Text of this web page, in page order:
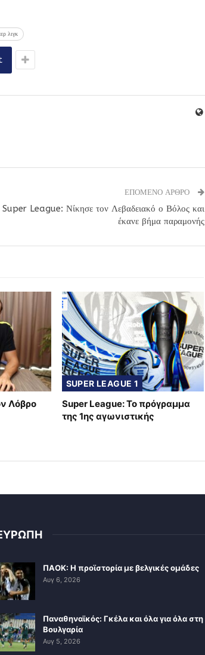
λιγκ
ΕΠΟΜΕΝΟ ΑΡΘΡΟ
Super League: Νίκησε τον Λεβαδειακό ο Βόλος και
έκανε βήμα παραμονής
Λόβρο
SUPER LEAGUE 1
Super League: Το πρόγραμμα
της 1ης αγωνιστικής
ΠΑΟΚ: Η προϊστορία με βελγικές ομάδες
Αυγ 6, 2026
Παναθηναϊκός: Γκέλα και όλα για όλα στη
Βουλγαρία
Αυγ 5, 2026